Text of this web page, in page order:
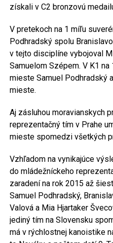
získali v C2 bronzovú
V pretekoch na 1 míľu
Podhradský spolu
v tejto disciplíne vybojoval
Samuelom Szépem. V K1
mieste Samuel Podhradský
mieste.
Aj zásluhou moravianskych
reprezentačný tím v Prahe
mieste spomedzi všetkých
Vzhľadom na vynikajúce
do mládežníckeho
zaradení na rok 2015 až
Samuel Podhradský,
Valová a Mia Hjartaker
jediný tím na Slovensku
má v rýchlostnej kanoistike